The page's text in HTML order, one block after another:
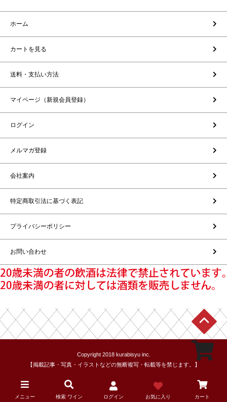
ホーム
カートを見る
送料・支払い方法
マイページ（新規会員登録）
ログイン
メルマガ登録
会社案内
特定商取引法に基づく表記
プライバシーポリシー
お問い合わせ
Copyright 2018 kurabisyu inc.
【掲載記事・写真・イラストなどの無断複写・転載等を禁じます。】
メニュー 検索 ワイン ログイン お気に入り カート